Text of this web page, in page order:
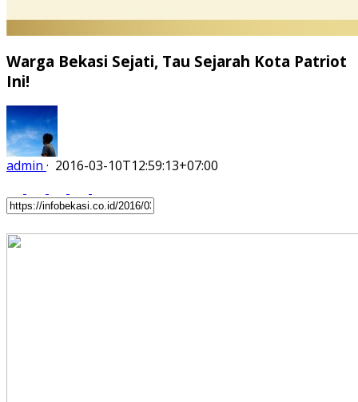
Warga Bekasi Sejati, Tau Sejarah Kota Patriot
Ini!
admin · 2016-03-10T12:59:13+07:00